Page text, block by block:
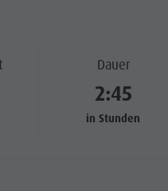
Dauer
2:45
in Stunden